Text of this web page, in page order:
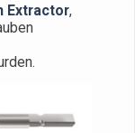
Extractor,